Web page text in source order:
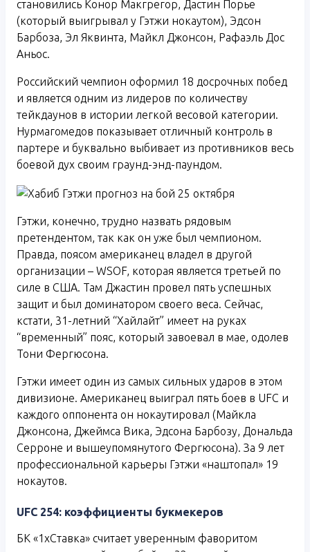
становились Конор Макгрегор, Дастин Порье
(который выигрывал у Гэтжи нокаутом), Эдсон
Барбоза, Эл Яквинта, Майкл Джонсон, Рафаэль Дос
Аньос.
Российский чемпион оформил 18 досрочных побед
и является одним из лидеров по количеству
тейкдаунов в истории легкой весовой категории.
Нурмагомедов показывает отличный контроль в
партере и буквально выбивает из противников весь
боевой дух своим граунд-энд-паундом.
Гэтжи, конечно, трудно назвать рядовым
претендентом, так как он уже был чемпионом.
Правда, поясом американец владел в другой
организации – WSOF, которая является третьей по
силе в США. Там Джастин провел пять успешных
защит и был доминатором своего веса. Сейчас,
кстати, 31-летний “Хайлайт” имеет на руках
“временный” пояс, который завоевал в мае, одолев
Тони Фергюсона.
Гэтжи имеет один из самых сильных ударов в этом
дивизионе. Американец выиграл пять боев в UFC и
каждого оппонента он нокаутировал (Майкла
Джонсона, Джеймса Вика, Эдсона Барбозу, Дональда
Серроне и вышеупомянутого Фергюсона). За 9 лет
профессиональной карьеры Гэтжи «наштопал» 19
нокаутов.
UFC 254: коэффициенты букмекеров
БК «1хСтавка» считает уверенным фаворитом